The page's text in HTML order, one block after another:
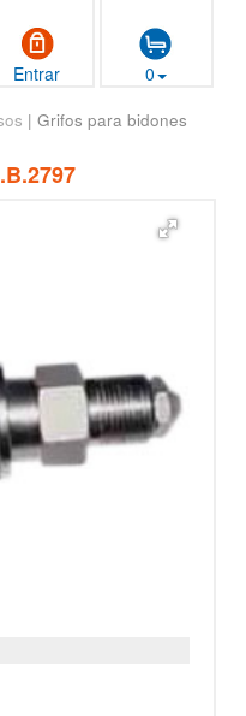
Entrar 0
| Grifos para bidones